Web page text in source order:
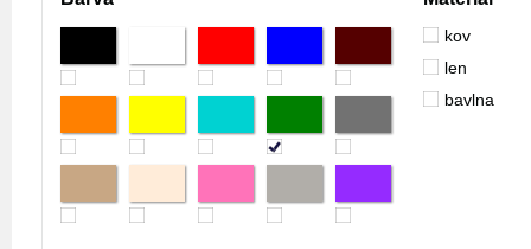
kov
len
bavlna